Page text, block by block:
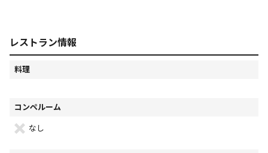
レストラン情報
料理
コンペルーム
なし